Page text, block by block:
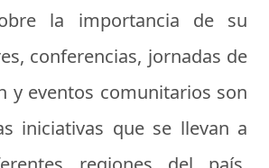
la importancia de su
conferencias, jornadas de
y eventos comunitarios son
iniciativas que se llevan a